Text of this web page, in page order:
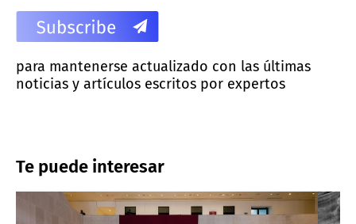
para mantenerse actualizado con las últimas
noticias y artículos escritos por expertos
Te puede interesar